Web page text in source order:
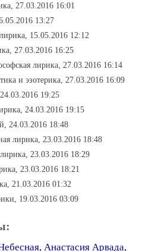
27.03.2016 16:01
13:27
15.05.2016 12:12
27.03.2016 16:25
лирика, 27.03.2016 16:14
и эзотерика, 27.03.2016 16:09
19:25
24.03.2016 19:15
24.03.2016 18:48
лирика, 23.03.2016 18:48
23.03.2016 18:29
23.03.2016 18:21
21.03.2016 01:32
19.03.2016 03:09
, Анастасия Арвада,